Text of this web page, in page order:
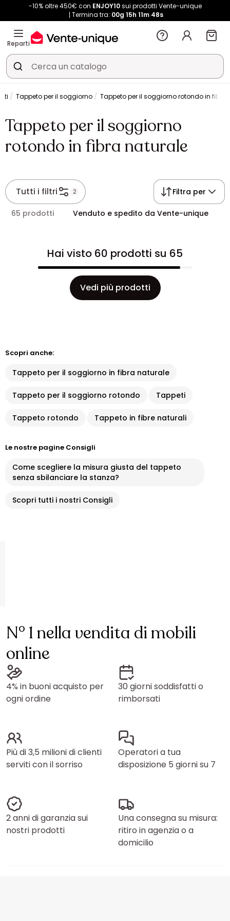
-10% oltre 450€ con ENJOY10sui prodotti Vente-unique
Termina tra: 00g 15h 11m 47s
Reparti
Tappeto per il soggiorno Tappeto per il soggiorno rotondo in fibra
Tappeto per il soggiorno
rotondo in fibra naturale
Tutti i filtri 2 Filtra per
65 prodotti Venduto e spedito da Vente-unique
Hai visto 60 prodotti su 65
Vedi più prodotti
Scopri anche:
Tappeto per il soggiorno in fibra naturale
Tappeto per il soggiorno rotondo Tappeti
Tappeto rotondo Tappeto in fibre naturali
Le nostre pagine Consigli
Come scegliere la misura giusta del tappeto
senza sbilanciare la stanza?
Scopri tutti i nostri Consigli
N° 1 nella vendita di mobili
online
4% in buoni acquisto per
ogni ordine
30 giorni soddisfatti o
rimborsati
Più di 3,5 milioni di clienti
serviti con il sorriso
Operatori a tua
disposizione 5 giorni su 7
2 anni di garanzia sui
nostri prodotti
Una consegna su misura:
ritiro in agenzia o a
domicilio